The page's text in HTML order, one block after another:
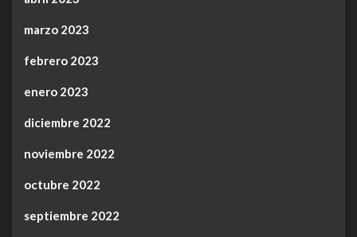
marzo 2023
febrero 2023
enero 2023
diciembre 2022
noviembre 2022
octubre 2022
septiembre 2022